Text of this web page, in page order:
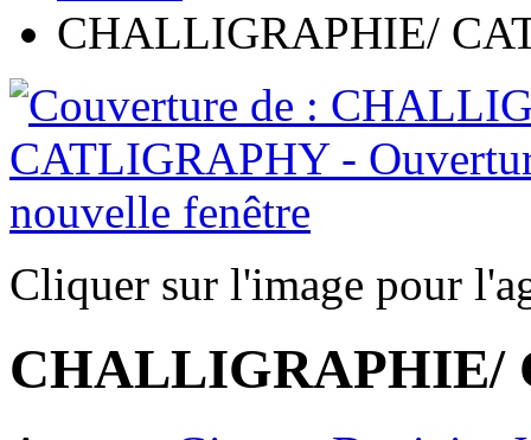
CHALLIGRAPHIE/
Cliquer sur l'image pour
CHALLIGRAPHIE/